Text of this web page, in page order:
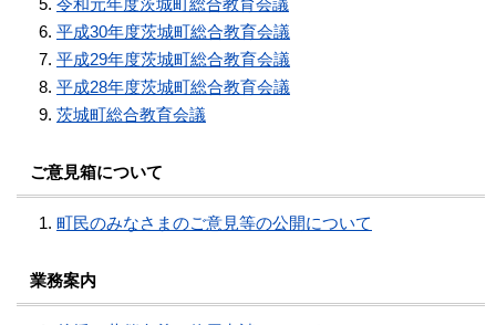
令和元年度茨城町総合教育会議
平成30年度茨城町総合教育会議
平成29年度茨城町総合教育会議
平成28年度茨城町総合教育会議
茨城町総合教育会議
ご意見箱について
町民のみなさまのご意見等の公開について
業務案内